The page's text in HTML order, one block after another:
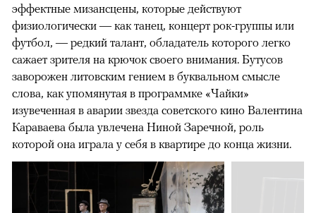
эффектные мизансцены, которые действуют
физиологически — как танец, концерт рок-группы или
футбол, — редкий талант, обладатель которого легко
сажает зрителя на крючок своего внимания. Бутусов
заворожен литовским гением в буквальном смысле
слова, как упомянутая в программке «Чайки»
изувеченная в аварии звезда советского кино Валентина
Караваева была увлечена Ниной Заречной, роль
которой она играла у себя в квартире до конца жизни.